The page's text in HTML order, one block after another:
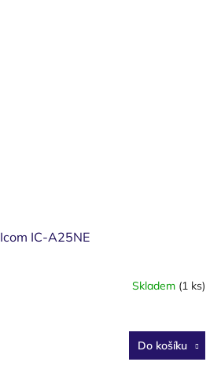
Icom IC-A25NE
Skladem (1 ks)
Do košíku